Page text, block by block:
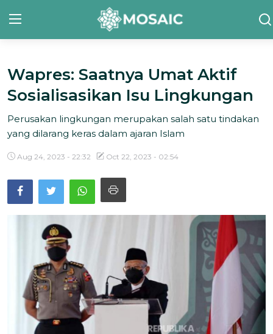
Contact
Tentang Kami
Risalah
Team Kami
Galeri
Sorotan Berita
Bahasa
Wapres: Saatnya Umat Aktif
Sosialisasikan Isu Lingkungan
Perusakan lingkungan merupakan salah satu tindakan
yang dilarang keras dalam ajaran Islam
Aug 24, 2023 - 22:32 Oct 22, 2023 - 02:54